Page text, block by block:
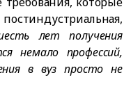
лет получения
немало профессий,
в вуз просто не